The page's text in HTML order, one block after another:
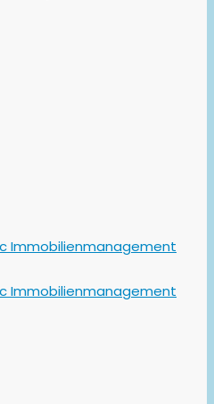
Immobilienmanagement
Immobilienmanagement